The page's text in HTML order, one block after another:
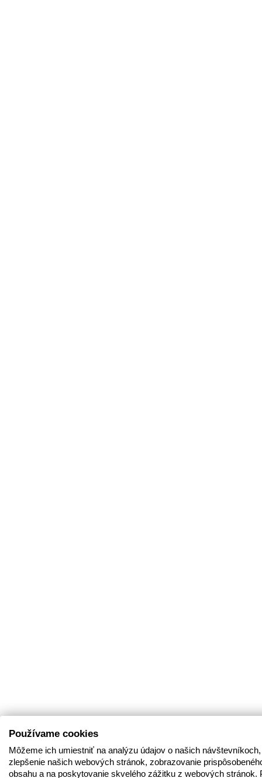
Používame cookies
Môžeme ich umiestniť na analýzu údajov o našich
zlepšenie našich webových stránok, zobrazovanie
obsahu a na poskytovanie skvelého zážitku z webových stránok.